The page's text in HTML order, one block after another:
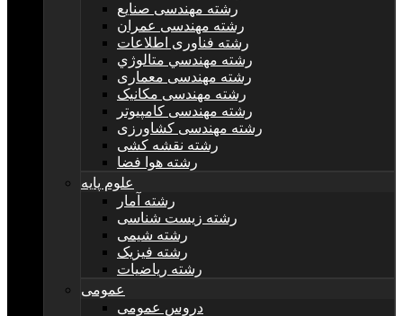
رشته مهندسی صنایع
رشته مهندسی عمران
رشته فناوری اطلاعات
رشته مهندسي متالوژي
رشته مهندسی معماری
رشته مهندسی مکانیک
رشته مهندسی کامپیوتر
رشته مهندسی کشاورزی
رشته نقشه کشی
رشته هوا فضا
علوم پایه
رشته آمار
رشته زیست شناسی
رشته شیمی
رشته فیزیک
رشته ریاضیات
عمومی
دروس عمومی